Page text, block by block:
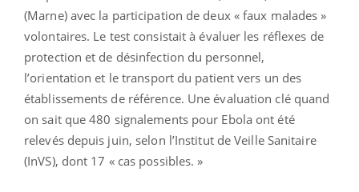
(Marne) avec la participation de deux « faux malades »
volontaires. Le test consistait à évaluer les réflexes de
protection et de désinfection du personnel,
l’orientation et le transport du patient vers un des
établissements de référence. Une évaluation clé quand
on sait que 480 signalements pour Ebola ont été
relevés depuis juin, selon l’Institut de Veille Sanitaire
(InVS), dont 17 « cas possibles. »